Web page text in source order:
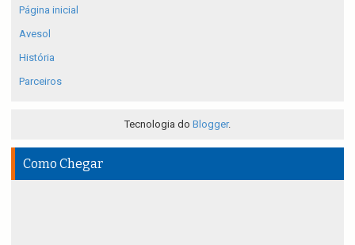
Página inicial
Avesol
História
Parceiros
Tecnologia do Blogger.
Como Chegar